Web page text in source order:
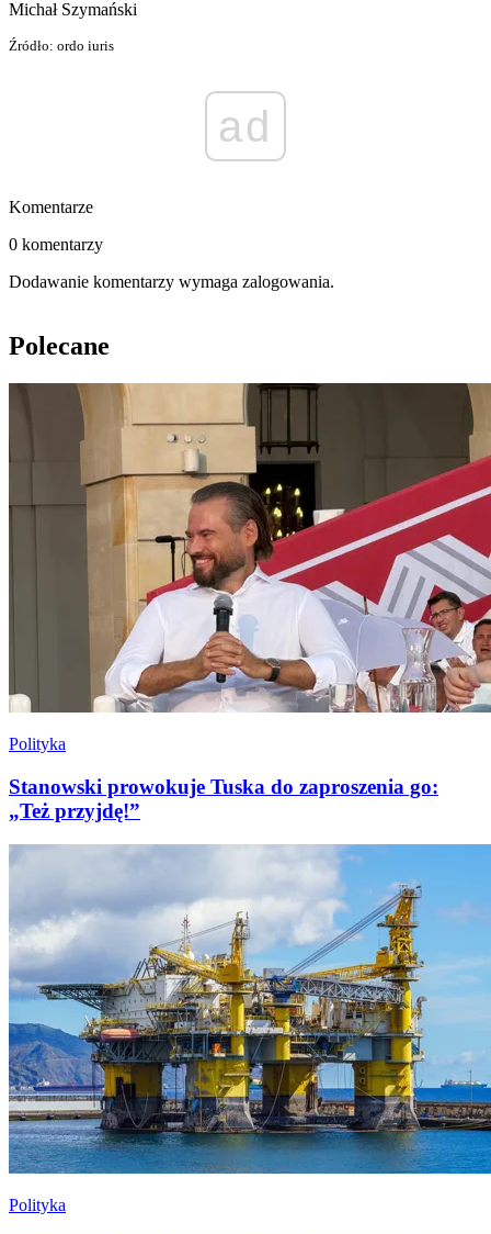
Michał Szymański
Źródło: ordo iuris
ad
Komentarze
0 komentarzy
Dodawanie komentarzy wymaga zalogowania.
Polecane
Polityka
Stanowski prowokuje Tuska do zaproszenia go:
„Też przyjdę!”
Polityka